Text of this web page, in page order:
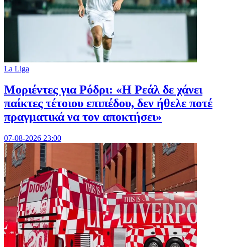
La Liga
Μοριέντες για Ρόδρι: «Η Ρεάλ δε χάνει
παίκτες τέτοιου επιπέδου, δεν ήθελε ποτέ
πραγματικά να τον αποκτήσει»
07-08-2026 23:00